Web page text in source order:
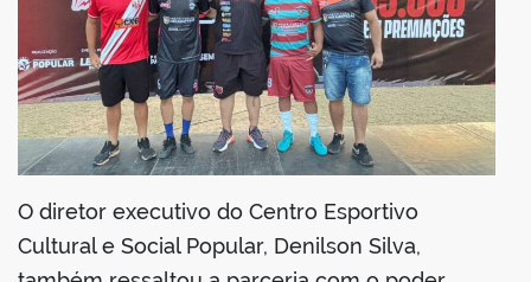
O diretor executivo do Centro Esportivo
Cultural e Social Popular, Denilson Silva,